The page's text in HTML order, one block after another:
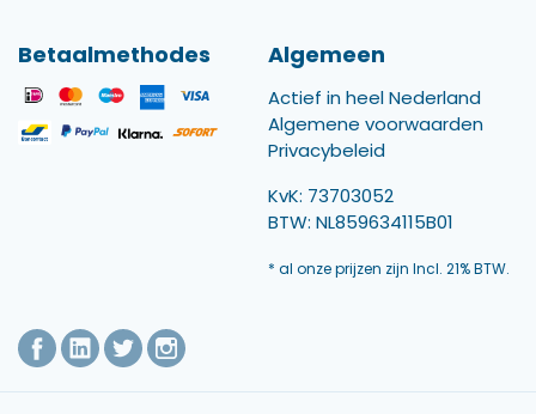
Betaalmethodes Algemeen
Actief in heel Nederland
Algemene voorwaarden
Privacybeleid
KvK: 73703052
BTW: NL859634115B01
* al onze prijzen zijn Incl. 21% BTW.